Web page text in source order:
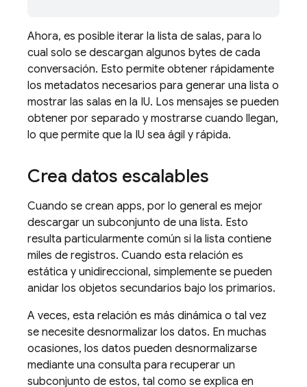
Ahora, es posible iterar la lista de salas, para lo
cual solo se descargan algunos bytes de cada
conversación. Esto permite obtener rápidamente
los metadatos necesarios para generar una lista o
mostrar las salas en la IU. Los mensajes se pueden
obtener por separado y mostrarse cuando llegan,
lo que permite que la IU sea ágil y rápida.
Crea datos escalables
Cuando se crean apps, por lo general es mejor
descargar un subconjunto de una lista. Esto
resulta particularmente común si la lista contiene
miles de registros. Cuando esta relación es
estática y unidireccional, simplemente se pueden
anidar los objetos secundarios bajo los primarios.
A veces, esta relación es más dinámica o tal vez
se necesite desnormalizar los datos. En muchas
ocasiones, los datos pueden desnormalizarse
mediante una consulta para recuperar un
subconjunto de estos, tal como se explica en